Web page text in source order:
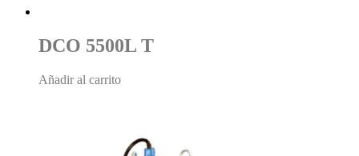
DCO 5500L T
Añadir al carrito